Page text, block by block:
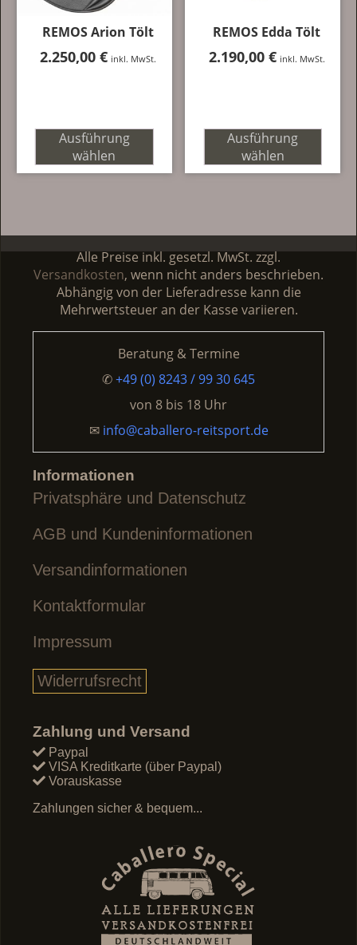
REMOS Arion Tölt
2.250,00€ inkl. MwSt.
Ausführung
wählen
mehrere
Varianten
auf.
Optionen
REMOS Edda Tölt
2.190,00 € inkl. MwSt.
Ausführung
wählen
mehrere
Varianten
auf.
Die
Optionen
der
Produktseite
werden
Alle Preise inkl. gesetzl. MwSt. zzgl.
Versandkosten, wenn nicht anders beschrieben.
Abhängig von der Lieferadresse kann die
Mehrwertsteuer an der Kasse variieren.
Beratung & Termine
✆+49 (0) 8243 / 99 30 645
von 8 bis 18 Uhr
✉ info@caballero-reitsport.de
Informationen
Privatsphäre und Datenschutz
AGB und Kundeninformationen
Versandinformationen
Kontaktformular
Impressum
Widerrufsrecht
Zahlung und Versand
Paypal
VISA Kreditkarte (über Paypal)
Vorauskasse
Zahlungen sicher & bequem...